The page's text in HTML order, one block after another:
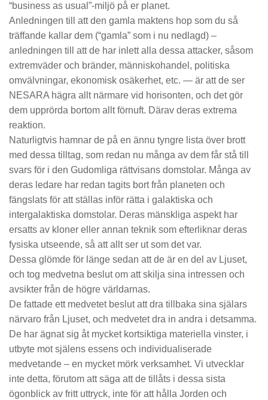
“business as usual”-miljö på er planet.
Anledningen till att den gamla maktens hop som du så
träffande kallar dem (“gamla” som i nu nedlagd) –
anledningen till att de har inlett alla dessa attacker, såsom
extremväder och bränder, människohandel, politiska
omvälvningar, ekonomisk osäkerhet, etc. — är att de ser
NESARA hägra allt närmare vid horisonten, och det gör
dem upprörda bortom allt förnuft. Därav deras extrema
reaktion.
Naturligtvis hamnar de på en ännu tyngre lista över brott
med dessa tilltag, som redan nu många av dem får stå till
svars för i den Gudomliga rättvisans domstolar. Många av
deras ledare har redan tagits bort från planeten och
fängslats för att ställas inför rätta i galaktiska och
intergalaktiska domstolar. Deras mänskliga aspekt har
ersatts av kloner eller annan teknik som efterliknar deras
fysiska utseende, så att allt ser ut som det var.
Dessa glömde för länge sedan att de är en del av Ljuset,
och tog medvetna beslut om att skilja sina intressen och
avsikter från de högre världarnas.
De fattade ett medvetet beslut att dra tillbaka sina själars
närvaro från Ljuset, och medvetet dra in andra i detsamma.
De har ägnat sig åt mycket kortsiktiga materiella vinster, i
utbyte mot själens essens och individualiserade
medvetande – en mycket mörk verksamhet. Vi utvecklar
inte detta, förutom att säga att de tillåts i dessa sista
ögonblick av fritt uttryck, inte för att hålla Jorden och